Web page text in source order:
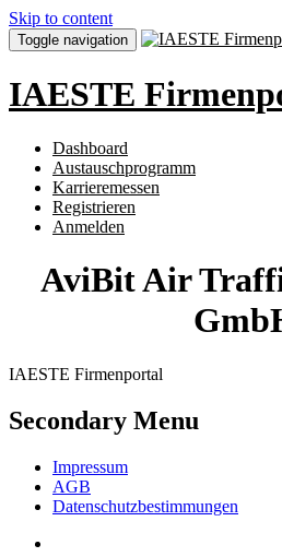
Skip to content
Toggle navigation
IAESTE
Dashboard
Austauschprogramm
Karrieremessen
Registrieren
Anmelden
AviBit Air
IAESTE Firmenportal
Secondary Menu
Impressum
AGB
Datenschutzbestimmungen